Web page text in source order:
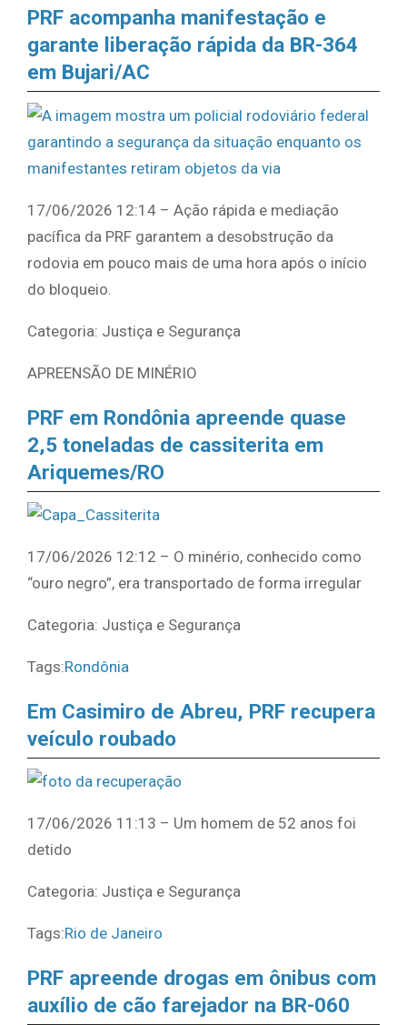
PRF acompanha manifestação e
garante liberação rápida da BR-364
em Bujari/AC
17/06/2026 12:14 – Ação rápida e mediação
pacífica da PRF garantem a desobstrução da
rodovia em pouco mais de uma hora após o início
do bloqueio.
Categoria: Justiça e Segurança
APREENSÃO DE MINÉRIO
PRF em Rondônia apreende quase
2,5 toneladas de cassiterita em
Ariquemes/RO
17/06/2026 12:12 – O minério, conhecido como
“ouro negro”, era transportado de forma irregular
Categoria: Justiça e Segurança
Tags:Rondônia
Em Casimiro de Abreu, PRF recupera
veículo roubado
17/06/2026 11:13 – Um homem de 52 anos foi
detido
Categoria: Justiça e Segurança
Tags:Rio de Janeiro
PRF apreende drogas em ônibus com
auxílio de cão farejador na BR-060